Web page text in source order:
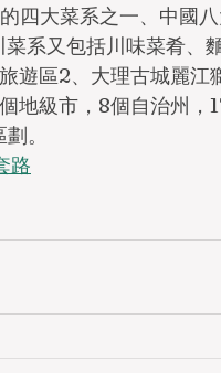
四大菜系之一、中國
系又包括川味菜肴、
遊區2、大理古城麗江
地級市，8個自治州，
。
路